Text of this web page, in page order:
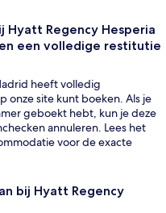
Hyatt Regency Hesperia
een volledige restitutie
heeft volledig
onze site kunt boeken. Als je
geboekt hebt, kun je deze
annuleren. Lees het
voor de exacte
bij Hyatt Regency